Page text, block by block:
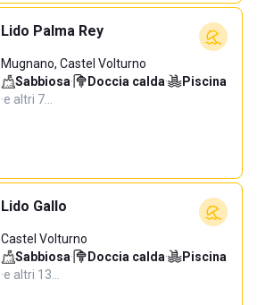
Lido Palma Rey
Mugnano, Castel Volturno
Sabbiosa· Doccia calda·
Piscina
·e altri 7…
Lido Gallo
Castel Volturno
Sabbiosa· Doccia calda·
Piscina
·e altri 13…